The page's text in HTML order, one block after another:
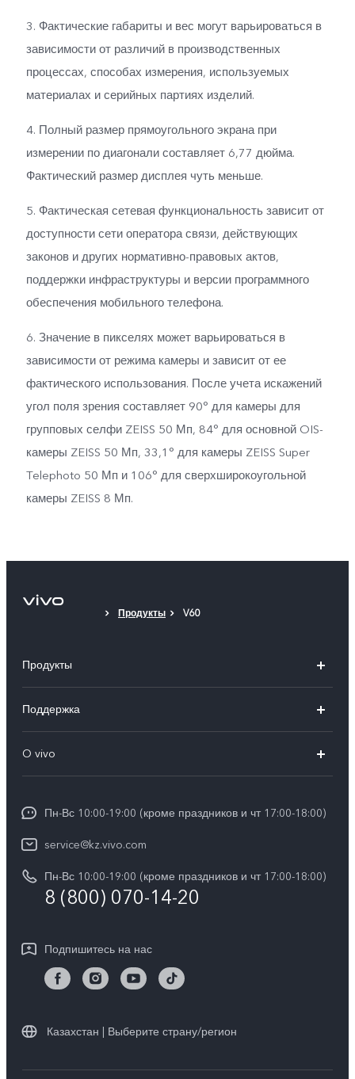
3. Фактические габариты и вес могут варьироваться в
зависимости от различий в производственных
процессах, способах измерения, используемых
материалах и серийных партиях изделий.
4. Полный размер прямоугольного экрана при
измерении по диагонали составляет 6,77 дюйма.
Фактический размер дисплея чуть меньше.
5. Фактическая сетевая функциональность зависит от
доступности сети оператора связи, действующих
законов и других нормативно-правовых актов,
поддержки инфраструктуры и версии программного
обеспечения мобильного телефона.
6. Значение в пикселях может варьироваться в
зависимости от режима камеры и зависит от ее
фактического использования. После учета искажений
угол поля зрения составляет 90° для камеры для
групповых селфи ZEISS 50 Мп, 84° для основной OIS-
камеры ZEISS 50 Мп, 33,1° для камеры ZEISS Super
Telephoto 50 Мп и 106° для сверхширокоугольной
камеры ZEISS 8 Мп.
Продукты V60
Продукты
V40
V30 5G
Y36
TWS 3e
Поддержка
Сервисные центры
Funtouch OS
IMEI аутентификация
Обновление системы
Запрос хода ремонта
O vivo
Пресс-центр
Карьера в vivo
Юридическая информация
Центр конфиденциальности vivo
Стабильность
Пн-Вс 10:00-19:00 (кроме праздников и чт 17:00-18:00)
service@kz.vivo.com
Пн-Вс 10:00-19:00 (кроме праздников и чт 17:00-18:00)
8 (800) 070-14-20
Подпишитесь на нас
Казахстан | Выберите страну/регион